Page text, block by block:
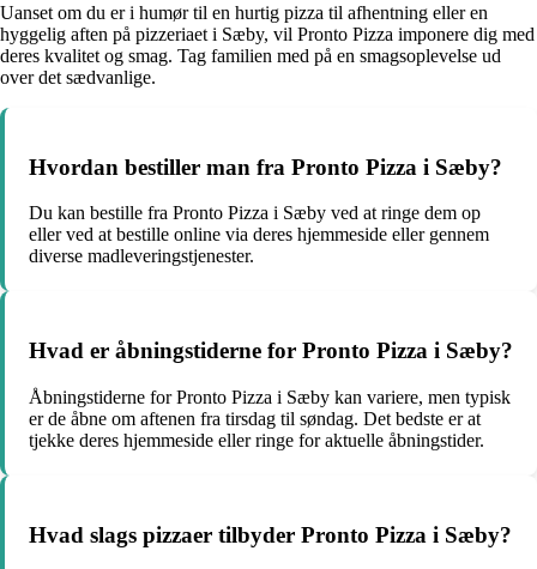
Uanset om du er i humør til en hurtig pizza til afhentning eller en
hyggelig aften på pizzeriaet i Sæby, vil Pronto Pizza imponere dig med
deres kvalitet og smag. Tag familien med på en smagsoplevelse ud
over det sædvanlige.
Hvordan bestiller man fra Pronto Pizza i Sæby?
Du kan bestille fra Pronto Pizza i Sæby ved at ringe dem op
eller ved at bestille online via deres hjemmeside eller gennem
diverse madleveringstjenester.
Hvad er åbningstiderne for Pronto Pizza i Sæby?
Åbningstiderne for Pronto Pizza i Sæby kan variere, men typisk
er de åbne om aftenen fra tirsdag til søndag. Det bedste er at
tjekke deres hjemmeside eller ringe for aktuelle åbningstider.
Hvad slags pizzaer tilbyder Pronto Pizza i Sæby?